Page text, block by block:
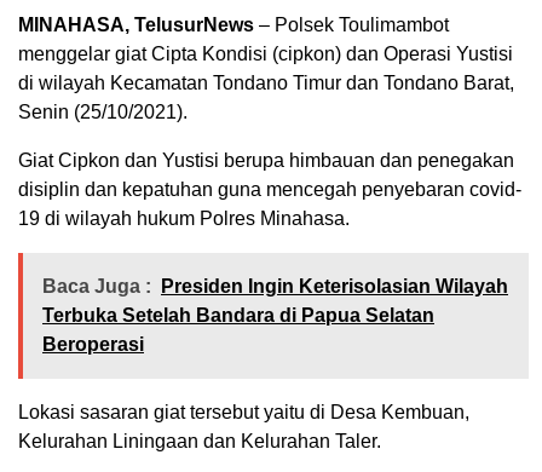
MINAHASA, TelusurNews – Polsek Toulimambot
menggelar giat Cipta Kondisi (cipkon) dan Operasi Yustisi
di wilayah Kecamatan Tondano Timur dan Tondano Barat,
Senin (25/10/2021).
Giat Cipkon dan Yustisi berupa himbauan dan penegakan
disiplin dan kepatuhan guna mencegah penyebaran covid-
19 di wilayah hukum Polres Minahasa.
Baca Juga :
Presiden Ingin Keterisolasian Wilayah
Terbuka Setelah Bandara di Papua Selatan
Beroperasi
Lokasi sasaran giat tersebut yaitu di Desa Kembuan,
Kelurahan Liningaan dan Kelurahan Taler.